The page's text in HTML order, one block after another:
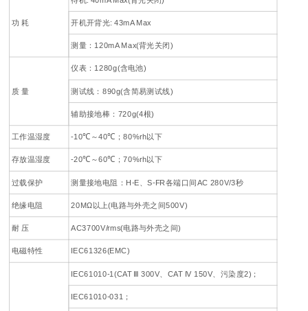
功 耗 开机开背光: 43mA Max
测量：120mA Max(背光关闭)
质 量
仪表：1280g(含电池)
测试线：890g(含简易测试线)
辅助接地棒：720g(4根)
工作温湿度 -10℃～40℃；80%rh以下
存放温湿度 -20℃～60℃；70%rh以下
过载保护 测量接地电阻：H-E、S-FR各端口间AC 280V/3秒
绝缘电阻 20MΩ以上(电路与外壳之间500V)
耐 压 AC3700V/rms(电路与外壳之间)
电磁特性 IEC61326(EMC)
IEC61010-1(CAT Ⅲ 300V、CAT IV 150V、污染度2)；
IEC61010-031；